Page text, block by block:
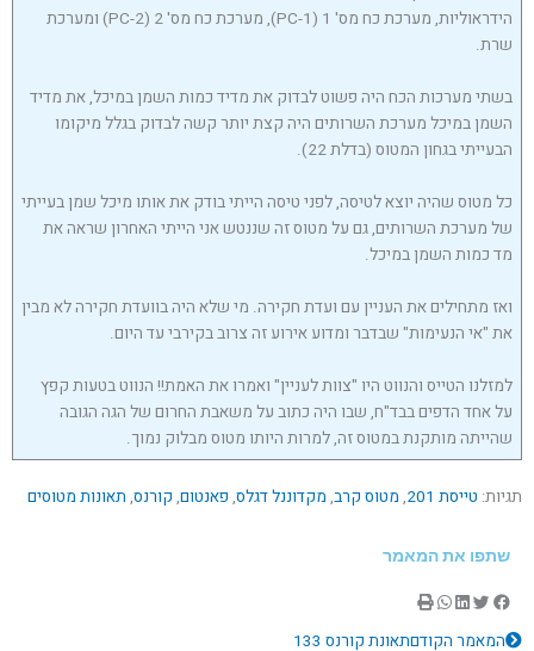
הידראוליות, מערכת כח מס' 1 (PC-1), מערכת כח מס' 2 (PC-2) ומערכת
שרת.
בשתי מערכות הכח היה פשוט לבדוק את מדיד כמות השמן במיכל, את מדיד
השמן במיכל מערכת השרותים היה קצת יותר קשה לבדוק בגלל מיקומו
הבעייתי בגחון המטוס (בדלת 22).
כל מטוס שהיה יוצא לטיסה, לפני טיסה הייתי בודק את אותו מיכל שמן בעייתי
של מערכת השרותים, גם על מטוס זה שננטש אני הייתי האחרון שראה את
מד כמות השמן במיכל.
ואז מתחילים את העניין עם ועדת חקירה. מי שלא היה בוועדת חקירה לא מבין
את "אי הנעימות" שבדבר ומדוע אירוע זה צרוב בקירבי עד היום.
למזלנו הטייס והנווט היו "צוות לעניין" ואמרו את האמת!! הנווט בטעות קפץ
על אחד הדפים בבד"ח, שבו היה כתוב על משאבת החרום של הגה הגובה
שהייתה מותקנת במטוס זה, למרות היותו מטוס מבלוק נמוך.
תגיות: טייסת 201 , מטוס קרב, מקדוננל דגלס, פאנטום, קורנס, תאונות מטוסים
שתפו את המאמר
קודם
המאמר הקודםתאונת קורנס 133 הבא